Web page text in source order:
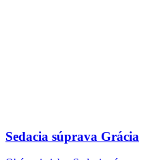
Sedacia súprava Grácia